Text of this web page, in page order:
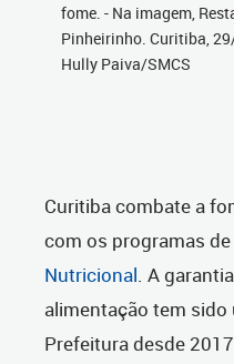
fome. - Na imagem,
Pinheirinho. Curitiba,
Hully Paiva/SMCS
Curitiba combate a
com os programas de
Nutricional. A
alimentação tem
Prefeitura desde